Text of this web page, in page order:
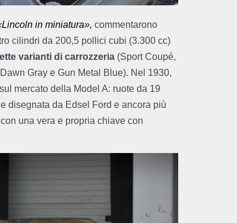
Lincoln in miniatura», commentarono
cilindri da 200,5 pollici cubi (3.300 cc)
varianti di carrozzeria (Sport Coupé,
Gray e Gun Metal Blue). Nel 1930,
mercato della Model A: ruote da 19
disegnata da Edsel Ford e ancora più
una vera e propria chiave con